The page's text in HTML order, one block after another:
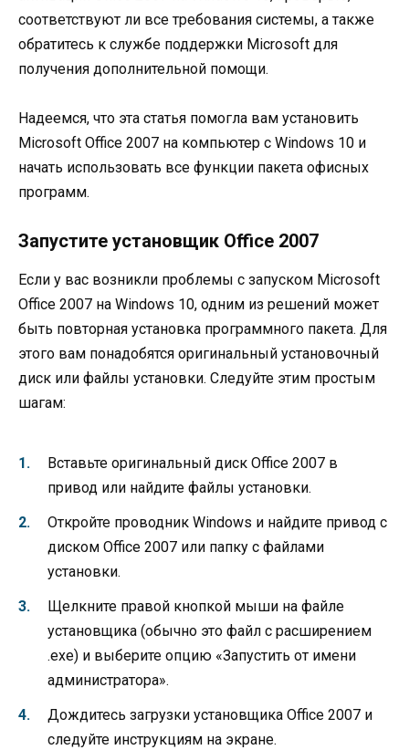
соответствуют ли все требования системы, а также
обратитесь к службе поддержки Microsoft для
получения дополнительной помощи.
Надеемся, что эта статья помогла вам установить
Microsoft Office 2007 на компьютер с Windows 10 и
начать использовать все функции пакета офисных
программ.
Запустите установщик Office 2007
Если у вас возникли проблемы с запуском Microsoft
Office 2007 на Windows 10, одним из решений может
быть повторная установка программного пакета. Для
этого вам понадобятся оригинальный установочный
диск или файлы установки. Следуйте этим простым
шагам:
Вставьте оригинальный диск Office 2007 в
привод или найдите файлы установки.
Откройте проводник Windows и найдите привод с
диском Office 2007 или папку с файлами
установки.
Щелкните правой кнопкой мыши на файле
установщика (обычно это файл с расширением
.exe) и выберите опцию «Запустить от имени
администратора».
Дождитесь загрузки установщика Office 2007 и
следуйте инструкциям на экране.